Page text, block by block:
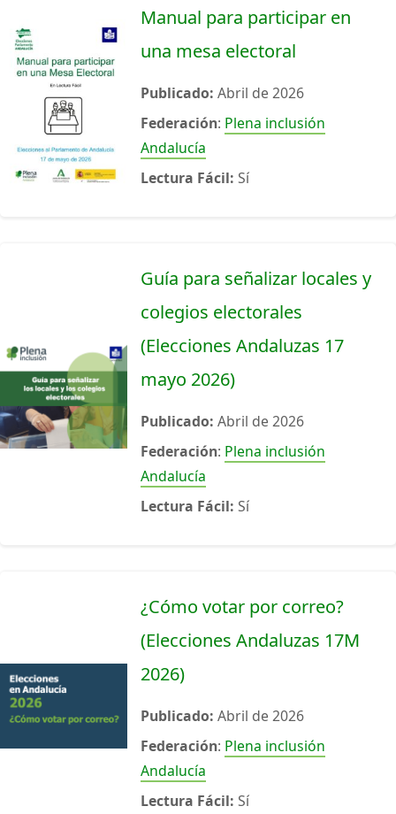
Manual para participar en
una mesa electoral
Publicado: Abril de 2026
Federación: Plena inclusión
Andalucía
Lectura Fácil: Sí
Guía para señalizar locales y
colegios electorales
(Elecciones Andaluzas 17
mayo 2026)
Publicado: Abril de 2026
Federación: Plena inclusión
Andalucía
Lectura Fácil: Sí
¿Cómo votar por correo?
(Elecciones Andaluzas 17M
2026)
Publicado: Abril de 2026
Federación: Plena inclusión
Andalucía
Lectura Fácil: Sí